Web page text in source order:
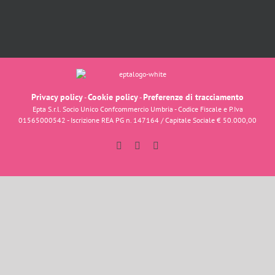
Privacy policy-Cookie policy-Preferenze di tracciamento
Epta S.r.l. Socio Unico Confcommercio Umbria - Codice Fiscale e P.Iva
01565000542 - Iscrizione REA PG n. 147164 / Capitale Sociale € 50.000,00
FacebookInstagram